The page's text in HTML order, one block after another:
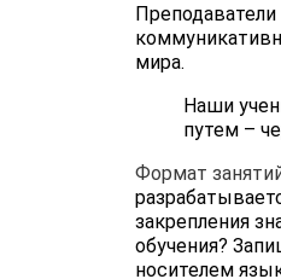
мира.
Наши
путем –
Формат
закрепления
обучения?
носителем